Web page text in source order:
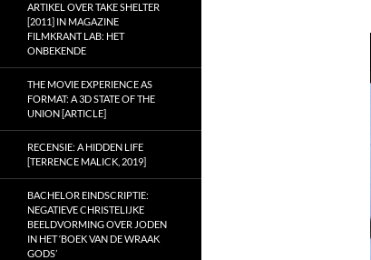
ARTIKEL OVER TAKE SHELTER
[2011] IN MAGAZINE
FILMKRANT LAB: HET
ONBEKENDE
THE MOVIE EXPERIENCE AS
FORMAT: A 3D STATE OF THE
UNION [ARTICLE]
RECENSIE: A HIDDEN LIFE
[TERRENCE MALICK, 2019]
BACHELOR EINDSCRIPTIE:
NEGATIEVE CHRISTELIJKE
BEELDVORMING OVER JODEN
IN HET ‘BOEK VAN DE WRAAK
GODS’